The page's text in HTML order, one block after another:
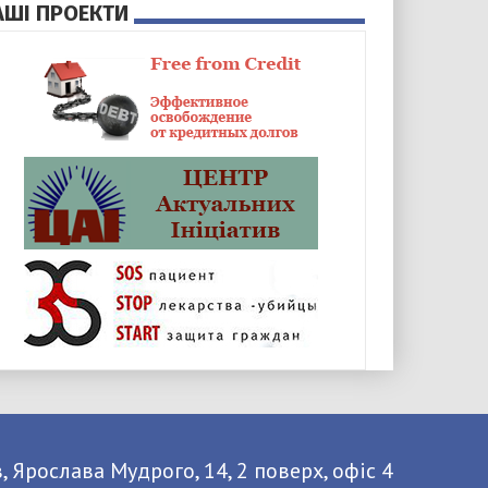
ПРОЕКТИ
Ярослава Мудрого, 14, 2 поверх, офіс 4